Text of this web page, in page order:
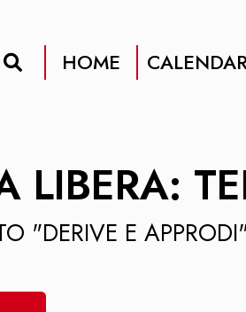
"DERIVE E
HOME